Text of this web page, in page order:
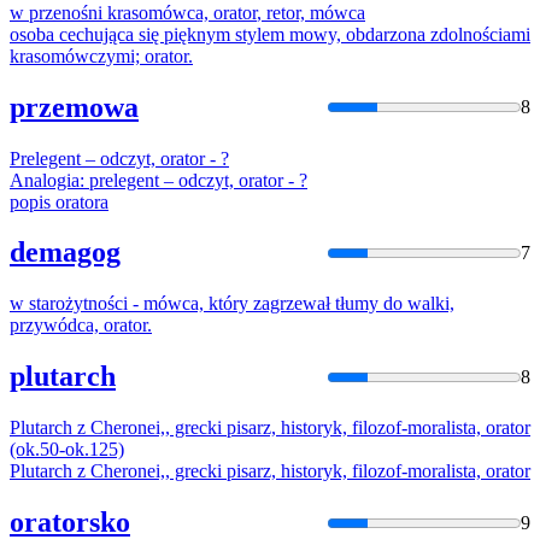
w przenośni krasomówca, orator, retor, mówca
osoba cechująca się pięknym stylem mowy, obdarzona zdolnościami
krasomówczymi; orator.
przemowa 8
Prelegent – odczyt, orator- ?
Analogia: prelegent – odczyt, orator- ?
popis oratora
demagog 7
w starożytności - mówca, który zagrzewał tłumy do walki,
przywódca, orator.
plutarch 8
Plutarch z Cheronei,, grecki pisarz, historyk, filozof-moralista, orator
(ok.50-ok.125)
Plutarch z Cheronei,, grecki pisarz, historyk, filozof-moralista, orator
oratorsko 9